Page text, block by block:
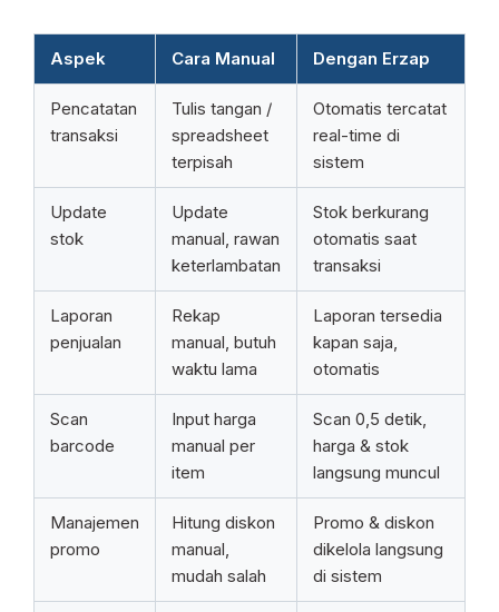
Aspek Cara Manual Dengan Erzap
Pencatatan
transaksi
Tulis tangan /
spreadsheet
terpisah
Otomatis tercatat
real-time di
sistem
Update
stok
Update
manual, rawan
keterlambatan
Stok berkurang
otomatis saat
transaksi
Laporan
penjualan
Rekap
manual, butuh
waktu lama
Laporan tersedia
kapan saja,
otomatis
Scan
barcode
Input harga
manual per
item
Scan 0,5 detik,
harga & stok
langsung muncul
Manajemen
promo
Hitung diskon
manual,
mudah salah
Promo & diskon
dikelola langsung
di sistem